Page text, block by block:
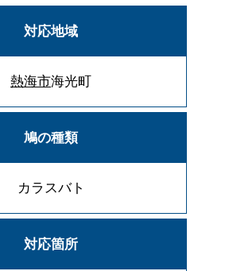
対応地域
熱海市海光町
鳩の種類
カラスバト
対応箇所